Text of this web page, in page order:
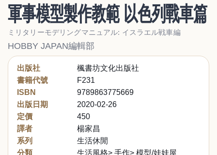
軍事模型製作教範 以色列戰車篇
ミリタリーモデリングマニュアル: イスラエル戦車編
HOBBY JAPAN編輯部
出版社
楓書坊文化出版社
書籍代號
F231
ISBN
9789863775669
出版日期
2020-02-26
定價
450
譯者
楊家昌
系列
生活休閒
分類
生活風格> 手作> 模型/娃娃屋